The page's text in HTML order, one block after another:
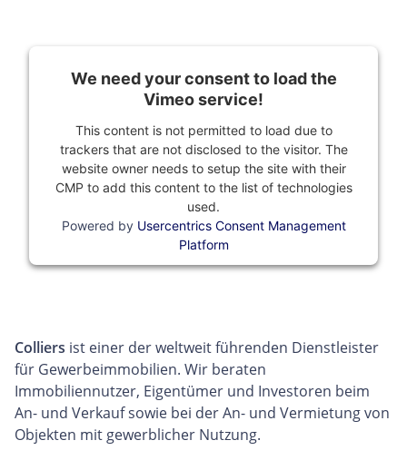
We need your consent to load the
Vimeo service!
This content is not permitted to load due to
trackers that are not disclosed to the visitor. The
website owner needs to setup the site with their
CMP to add this content to the list of technologies
used.
Powered by Usercentrics Consent Management
Platform
Colliers ist einer der weltweit führenden Dienstleister
für Gewerbeimmobilien. Wir beraten
Immobiliennutzer, Eigentümer und Investoren beim
An- und Verkauf sowie bei der An- und Vermietung von
Objekten mit gewerblicher Nutzung.